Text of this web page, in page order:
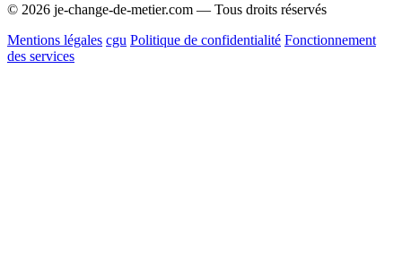
© 2026 je-change-de-metier.com — Tous droits réservés
Mentions légales cgu Politique de confidentialité Fonctionnement
des services